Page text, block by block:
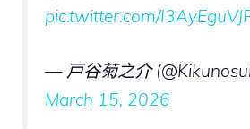
pic.twitter.com/
— 戸谷菊之介
March 15, 2026